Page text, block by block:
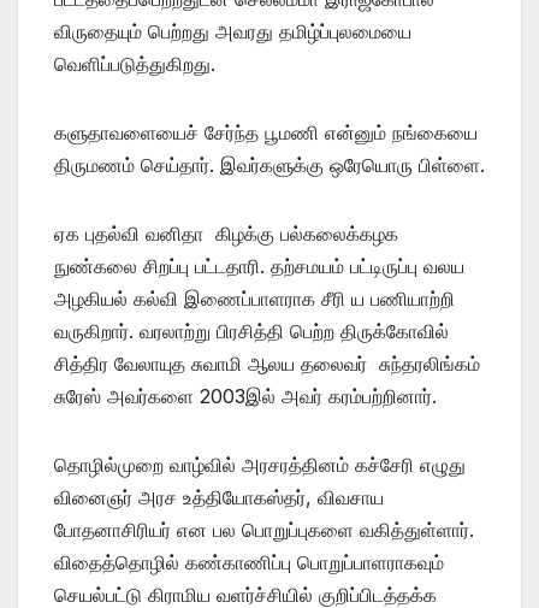
விருதையும் பெற்றது அவரது தமிழ்ப்புலமையை
வெளிப்படுத்துகிறது.
களுதாவளையைச் சேர்ந்த பூமணி என்னும் நங்கையை
திருமணம் செய்தார். இவர்களுக்கு ஒரேயொரு பிள்ளை.
ஏக புதல்வி வனிதா கிழக்கு பல்கலைக்கழக
நுண்கலை சிறப்பு பட்டதாரி. தற்சமயம் பட்டிருப்பு வலய
அழகியல் கல்வி இணைப்பாளராக சீரி ய பணியாற்றி
வருகிறார். வரலாற்று பிரசித்தி பெற்ற திருக்கோவில்
சித்திர வேலாயுத சுவாமி ஆலய தலைவர் சுந்தரலிங்கம்
சுரேஸ் அவர்களை 2003இல் அவர் கரம்பற்றினார்.
தொழில்முறை வாழ்வில் அரசரத்தினம் கச்சேரி எழுது
வினைஞர் அரச உத்தியோகஸ்தர், விவசாய
போதனாசிரியர் என பல பொறுப்புகளை வகித்துள்ளார்.
விதைத்தொழில் கண்காணிப்பு பொறுப்பாளராகவும்
செயல்பட்டு கிராமிய வளர்ச்சியில் குறிப்பிடத்தக்க